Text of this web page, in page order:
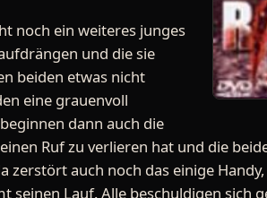
noch ein weiteres junges
und die sie
beiden etwas nicht
eine grauenvoll
dann auch die
Ruf zu verlieren hat und die
auch noch das einige
Lauf. Alle beschuldigen sich